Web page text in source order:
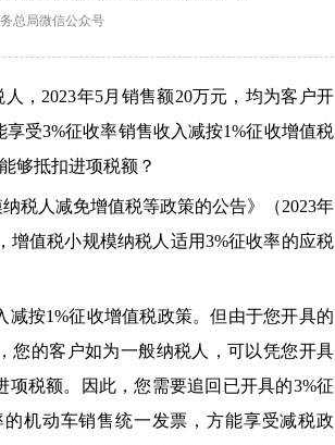
总局微信公众号
2023年5月销售额20万元，均为客户开
受3%征收率销售收入减按1%征收增值税
够抵扣进项税额？
人减免增值税等政策的公告》（2023年
增值税小规模纳税人适用3%征收率的应税
按1%征收增值税政策。但由于您开具的
您的客户如为一般纳税人，可以凭您开具
税额。因此，您需要追回已开具的3%征
机动车销售统一发票，方能享受减税政